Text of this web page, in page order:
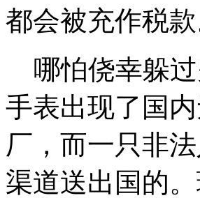
都会被充作税款
哪怕侥幸躲过
手表出现了国
厂，而一只非
渠道送出国的